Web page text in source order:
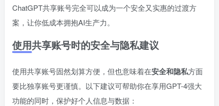
ChatGPT共享账号完全可以成为一个安全又实惠的过渡方
案，让你低成本拥抱AI生产力。
使用共享账号时的安全与隐私建议
使用共享账号固然划算方便，但也意味着在安全和隐私方面
要比独享账号更谨慎。以下建议可帮助你在享用GPT-4强大
功能的同时，保护好个人信息与数据：